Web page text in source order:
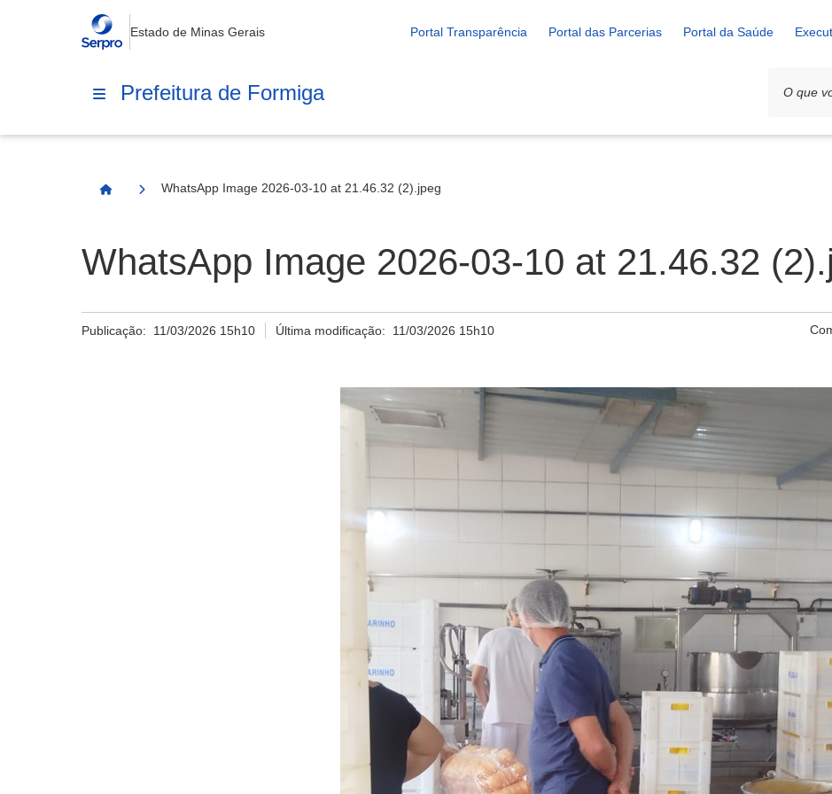
Estado de Minas Gerais Portal Transparência Portal das Parcerias Portal da Saúde
Prefeitura de Formiga
Página Inicial
WhatsApp Image 2026-03-10 at 21.46.32 (2).jpeg
WhatsApp Image 2026-03-10 at 21.46.32
Publicação: 11/03/2026 15h10 Última modificação: 11/03/2026 15h10